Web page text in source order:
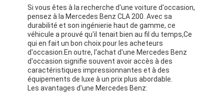
Si vous êtes à la recherche d'une voiture d'occasion,
pensez à la Mercedes Benz CLA 200. Avec sa
durabilité et son ingénierie haut de gamme, ce
véhicule a prouvé qu'il tenait bien au fil du temps,Ce
qui en fait un bon choix pour les acheteurs
d'occasion.En outre, l'achat d'une Mercedes Benz
d'occasion signifie souvent avoir accès à des
caractéristiques impressionnantes et à des
équipements de luxe à un prix plus abordable.
Les avantages d'une Mercedes Benz: